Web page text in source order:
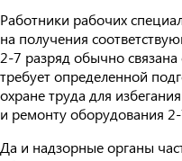
Работники рабочих
на получения
2-7 разряд обычно
требует определенной
охране труда для
и ремонту оборудования
Да и надзорные органы